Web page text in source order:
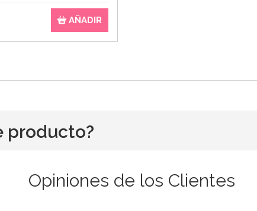
AÑADIR
producto?
Opiniones de los Clientes